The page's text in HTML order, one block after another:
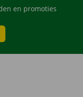
en promoties